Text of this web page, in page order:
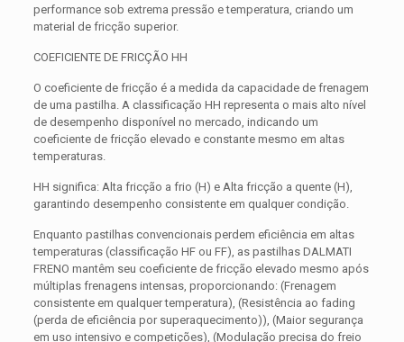
performance sob extrema pressão e temperatura, criando um
material de fricção superior.
COEFICIENTE DE FRICÇÃO HH
O coeficiente de fricção é a medida da capacidade de frenagem
de uma pastilha. A classificação HH representa o mais alto nível
de desempenho disponível no mercado, indicando um
coeficiente de fricção elevado e constante mesmo em altas
temperaturas.
HH significa: Alta fricção a frio (H) e Alta fricção a quente (H),
garantindo desempenho consistente em qualquer condição.
Enquanto pastilhas convencionais perdem eficiência em altas
temperaturas (classificação HF ou FF), as pastilhas DALMATI
FRENO mantêm seu coeficiente de fricção elevado mesmo após
múltiplas frenagens intensas, proporcionando: (Frenagem
consistente em qualquer temperatura), (Resistência ao fading
(perda de eficiência por superaquecimento)), (Maior segurança
em uso intensivo e competições), (Modulação precisa do freio